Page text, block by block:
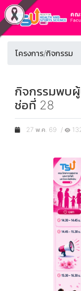
โครงการ/กิจกรรม
กิจกรรมพบ
ช่อที่ 28
27 พ.ค. 69 /